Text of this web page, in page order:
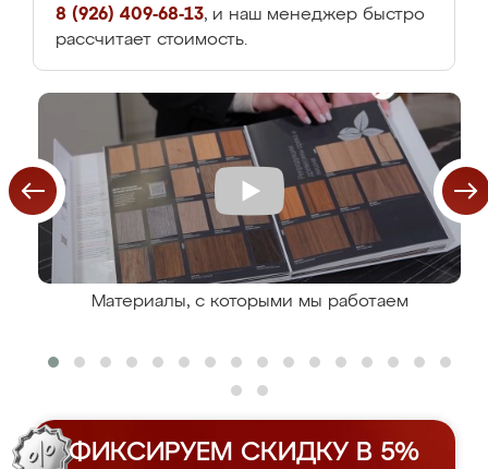
8 (926) 409-68-13, и наш менеджер быстро
рассчитает стоимость.
Материалы, с которыми мы работаем
ФИКСИРУЕМ СКИДКУ В 5%